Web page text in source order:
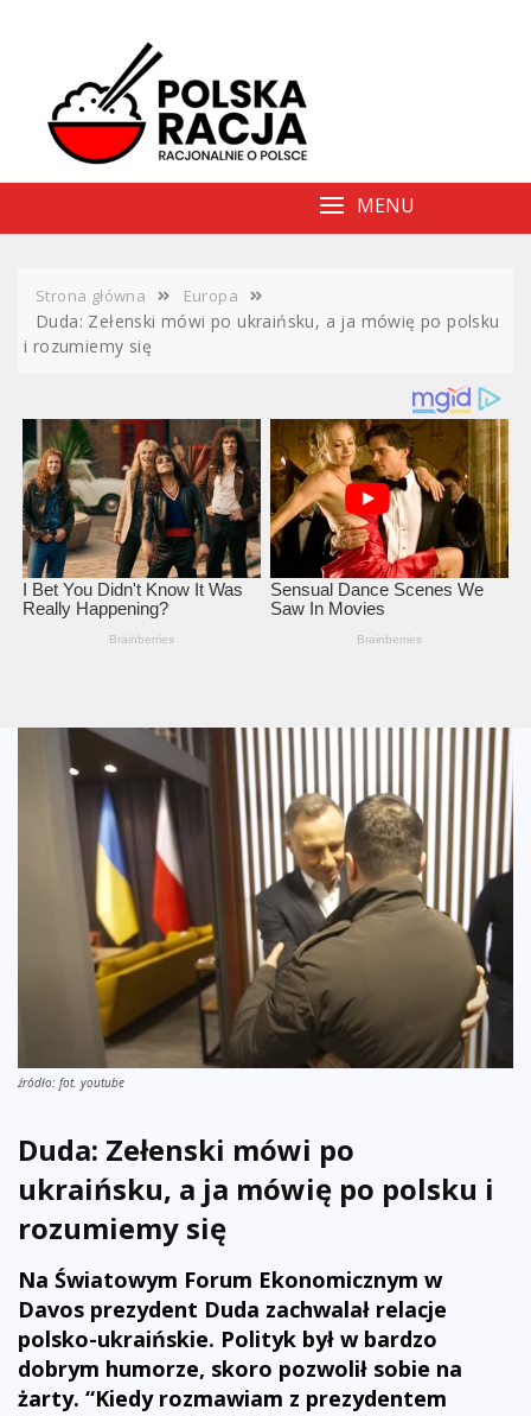
MENU
Strona główna Europa
Duda: Zełenski mówi po ukraińsku, a ja mówię po polsku
i rozumiemy się
źródło: fot. youtube
Duda: Zełenski mówi po
ukraińsku, a ja mówię po polsku i
rozumiemy się
Na Światowym Forum Ekonomicznym w
Davos prezydent Duda zachwalał relacje
polsko-ukraińskie. Polityk był w bardzo
dobrym humorze, skoro pozwolił sobie na
żarty. “Kiedy rozmawiam z prezydentem